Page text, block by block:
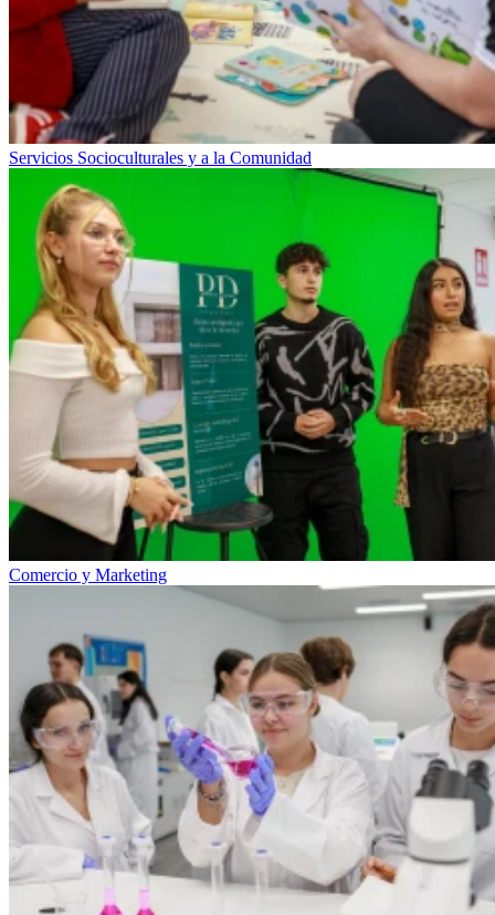
Servicios Socioculturales y a la Comunidad
Comercio y Marketing